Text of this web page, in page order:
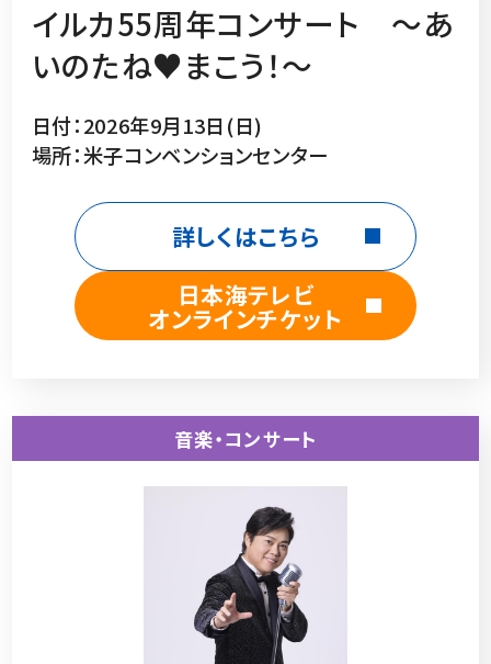
イルカ55周年コンサート ～あ
いのたね♥まこう！～
日付：2026年9月13日(日)
場所：米子コンベンションセンター
詳しくはこちら
日本海テレビ
オンラインチケット
音楽・コンサート